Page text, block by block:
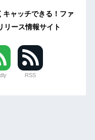
ャッチできる！ファ
リース情報サイト
RSS